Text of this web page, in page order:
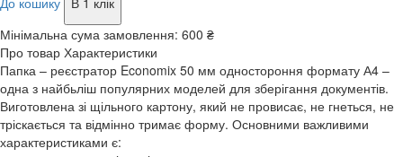
Мінімальна сума замовлення: 600 ₴
Про товар Характеристики
Папка – реєстратор Economix 50 мм одностороння формату А4 –
одна з найбьліш популярних моделей для зберігання документів.
Виготовлена зі щільного картону, який не провисає, не гнеться, не
тріскається та відмінно тримає форму. Основними важливими
характеристиками є: